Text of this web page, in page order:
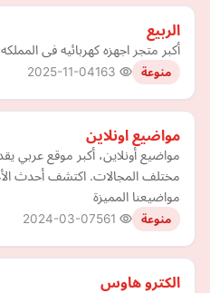
الربيع
أكبر متجر اجهزه كهربائيه فى
منوعة 2025-11-04
مواضيع اونلاين
مواضيع أونلاين، أكبر موقع
مختلف المجالات. اكتشف أحدث
مواضيعنا المميزة
منوعة 2024-03-07
الكترو هاوس